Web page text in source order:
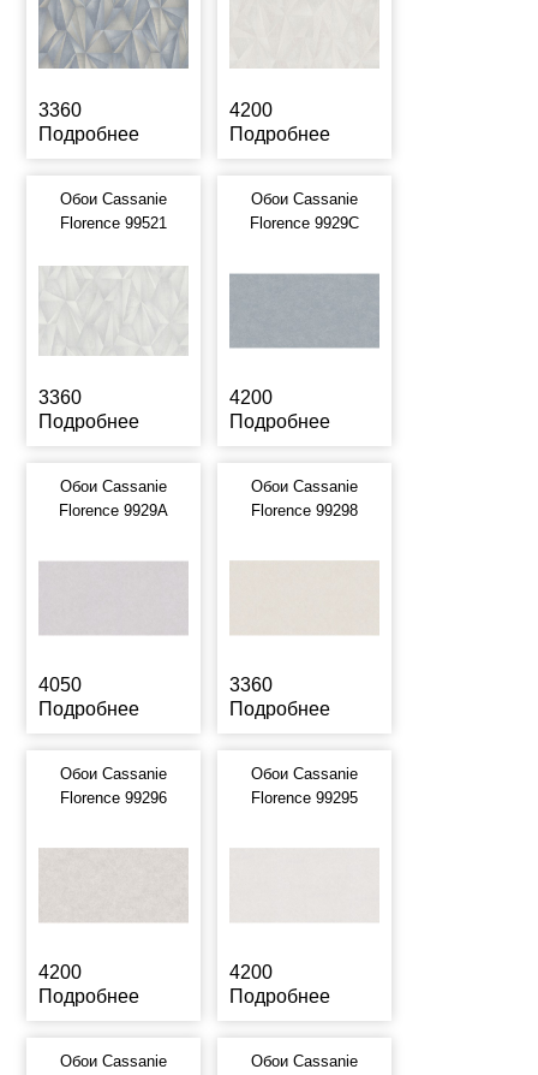
3360
Подробнее
4200
Подробнее
Обои Cassanie
Florence 99521
3360
Подробнее
Обои Cassanie
Florence 9929C
4200
Подробнее
Обои Cassanie
Florence 9929A
4050
Подробнее
Обои Cassanie
Florence 99298
3360
Подробнее
Обои Cassanie
Florence 99296
4200
Подробнее
Обои Cassanie
Florence 99295
4200
Подробнее
Обои Cassanie
Обои Cassanie